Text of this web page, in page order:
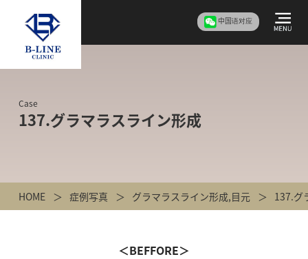
中国语对应
Case
137.グラマラスライン形成
HOME 症例写真 グラマラスライン形成,目元 137.グ
＜BEFFORE＞